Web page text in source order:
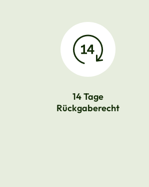
14 Tage
Rückgaberecht